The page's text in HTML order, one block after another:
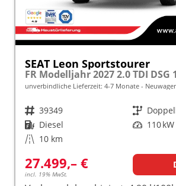
SEAT Leon Sportstourer
unverbindliche Lieferzeit: 4-7 Monate
Fahrzeugnr. 39349 Getriebe
Kraftstoff Diesel Leistung 110 kW
Kilometerstand 10 km
27.499,– €
incl. 19% MwSt.